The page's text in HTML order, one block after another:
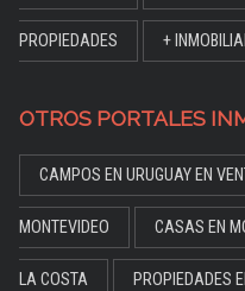
PROPIEDADES +
OTROS PORTALES
CAMPOS EN URUGUAY EN
MONTEVIDEO CASAS EN
LA COSTA PROPIEDADES